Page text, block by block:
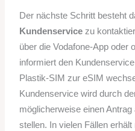
Der nächste Schritt besteht
Kundenservice zu
über die Vodafone-App oder
informiert den
Plastik-SIM zur eSIM
Kundenservice wird durch
möglicherweise einen
stellen. In vielen Fällen